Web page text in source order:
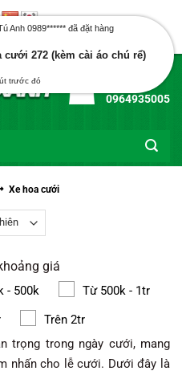
với Điện Hoa Xanh
0964935005
Xe hoa cưới
giá
- 500k
Từ 500k - 1tr
Trên 2tr
trọng trong ngày cưới, mang
nhấn cho lễ cưới. Dưới đây là
Anh 0989****** đã đặt hàng
cưới 272 (kèm cài áo chú rể)
trước đó